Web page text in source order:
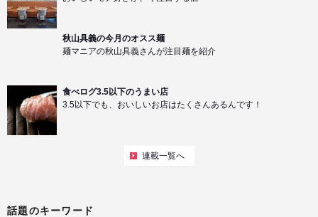
秋山具義の今月のオスス麺
麺マニアの秋山具義さんが注目麺を紹介
食べログ3.5以下のうまい店
3.5以下でも、おいしいお店はたくさんあるんです！
連載一覧へ
話題のキーワード